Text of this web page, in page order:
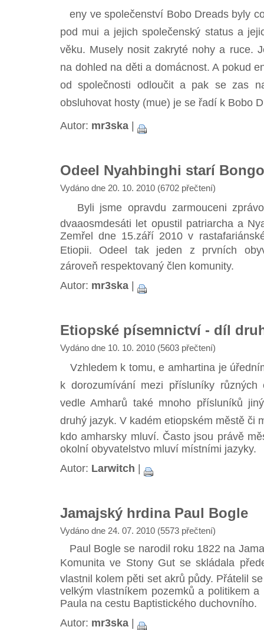
eny ve společenství Bobo Dreads byly
pod mui a jejich společenský status a
věku. Musely nosit zakryté nohy a ruce.
na dohled na děti a domácnost. A pokud
od společnosti odloučit a pak se zas
obsluhovat hosty (mue) je se řadí k Bobo
Autor: mr3ska |
Odeel Nyahbinghi starí
Vydáno dne 20. 10. 2010 (6702 přečtení)
Byli jsme opravdu zarmouceni
dvaaosmdesáti let opustil patriarcha a
Zemřel dne 15.září 2010 v
Etiopii. Odeel tak jeden z prvních
zároveň respektovaný člen komunity.
Autor: mr3ska |
Etiopské písemnictví - díl
Vydáno dne 10. 10. 2010 (5603 přečtení)
Vzhledem k tomu, e amhartina je
k dorozumívání mezi přísluníky různých
vedle Amharů také mnoho přísluníků
druhý jazyk. V kadém etiopském městě či
kdo amharsky mluví. Často jsou právě
okolní obyvatelstvo mluví místními jazyky.
Autor: Larwitch |
Jamajský hrdina Paul Bogle
Vydáno dne 24. 07. 2010 (5573 přečtení)
Paul Bogle se narodil roku 1822 na
Komunita ve Stony Gut se skládala
vlastnil kolem pěti set akrů půdy. Přátelil
velkým vlastníkem pozemků a politikem
Paula na cestu Baptistického duchovního.
Autor: mr3ska |